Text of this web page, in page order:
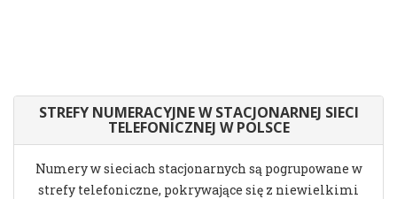
STREFY NUMERACYJNE W STACJONARNEJ SIECI
TELEFONICZNEJ W POLSCE
Numery w sieciach stacjonarnych są pogrupowane w
strefy telefoniczne, pokrywające się z niewielkimi